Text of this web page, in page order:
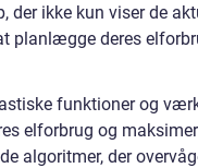
der ikke kun viser de
planlægge deres
funktioner og
elforbrug og
algoritmer, der